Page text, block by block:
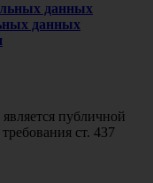
данных
данных
публичной
ст. 437